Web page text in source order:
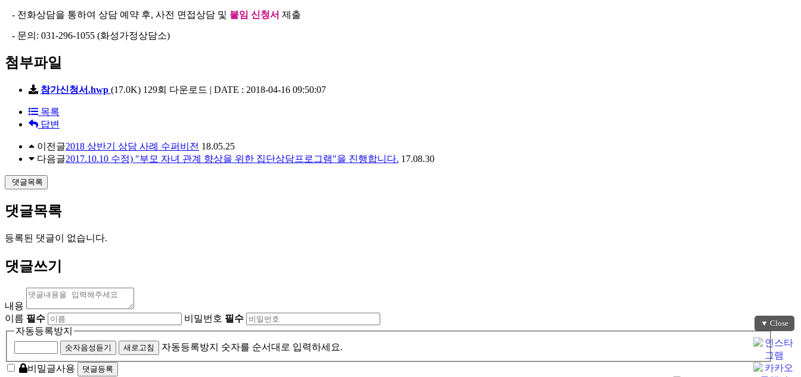
▼ Close
- 전화상담을 통하여 상담 예약 후, 사전 면접상담 및 붙임 신청서 제출
- 문의 : 031-296-1055 (화성가정상담소)
첨부파일
참가신청서.hwp (17.0K) 129회 다운로드 | DATE : 2018-04-16 09:50:07
목록
답변
이전글2018 상반기 상담 사례 수퍼비전 18.05.25
다음글2017.10.10 수정) "부모 자녀 관계 향상을 위한 집단상담프로그램"을 진행합니다. 17.08.30
댓글목록
댓글목록
등록된 댓글이 없습니다.
댓글쓰기
내용
이름 필수 비밀번호 필수
자동등록방지
숫자음성듣기 새로고침 자동등록방지 숫자를 순서대로 입력하세요.
비밀글사용